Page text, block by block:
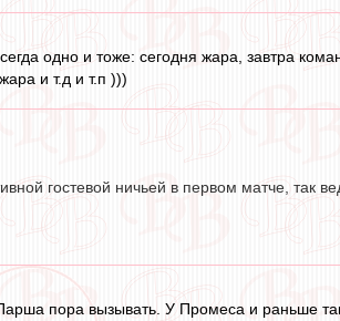
одно и тоже: сегодня жара, завтра
и т.д и т.п )))
гостевой ничьей в первом матче, так
пора вызывать. У Промеса и раньше